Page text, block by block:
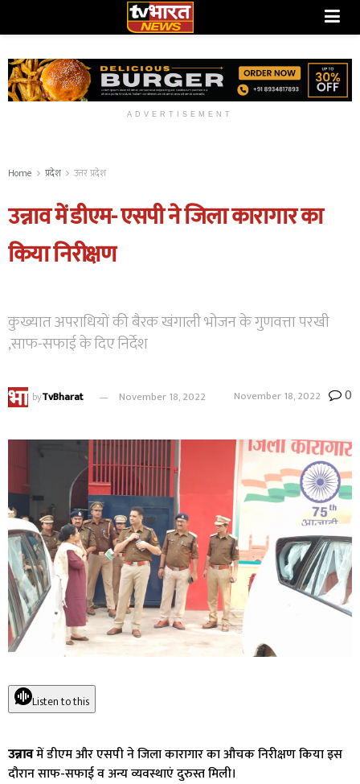
ADVERTISEMENT
Home प्रदेश उत्तर प्रदेश
उन्नाव में डीएम- एसपी ने जिला कारागार का
किया निरीक्षण
कुख्यात अपराधियों की बैरक खंगाली भोजन के गुणवत्ता परखी
,साफ-सफाई के दिए निर्देश
byTvBharat November 18, 2022 November 18, 2022 0
Listen to this
उन्नावमें डीएम और एसपी ने जिला कारागार का औचक निरीक्षण किया इस
दौरान साफ-सफाई व अन्य व्यवस्थाएं दुरुस्त मिली।